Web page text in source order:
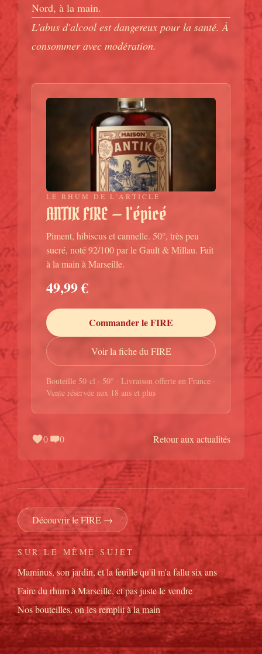
Nord, à la main.
L'abus d'alcool est dangereux pour la santé. À
consommer avec modération.
LE RHUM DE L'ARTICLE
ANTIK FIRE — l'épicé
Piment, hibiscus et cannelle. 50°, très peu
sucré, noté 92/100 par le Gault & Millau. Fait
à la main à Marseille.
49,99 €
Commander le FIRE
Voir la fiche du FIRE
Bouteille 50 cl · 50° · Livraison offerte en France ·
Vente réservée aux 18 ans et plus
0 0 Retour aux actualités
Découvrir le FIRE→
SUR LE MÊME SUJET
Maminus, son jardin, et la feuille qu'il m'a fallu six ans
Faire du rhum à Marseille, et pas juste le vendre
Nos bouteilles, on les remplit à la main